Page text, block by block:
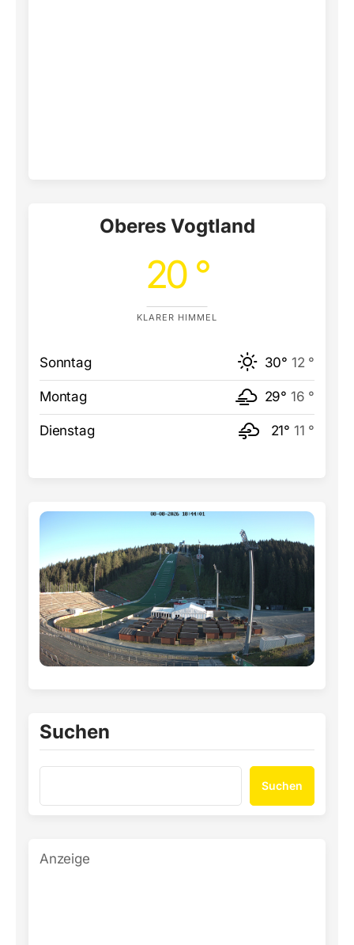
Oberes Vogtland
20 °
KLARER HIMMEL
Sonntag 30° 12 °
Montag 29° 16 °
Dienstag 21° 11 °
Suchen
Suchen
Anzeige